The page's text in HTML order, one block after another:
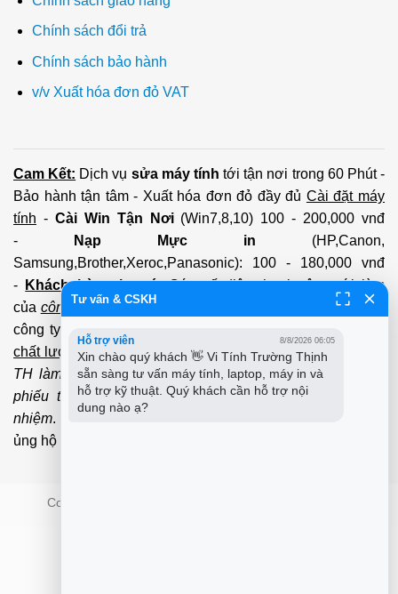
Chính sách đổi trả
Chính sách bảo hành
v/v Xuất hóa đơn đỏ VAT
Cam Kết: Dịch vụ sửa máy tính tới tận nơi trong 60 Phút -
Bảo hành tận tâm - Xuất hóa đơn đỏ đầy đủ Cài đặt máy
tính - Cài Win Tận Nơi(Win7,8,10) 100 - 200,000 vnđ
-
Nạp Mực in
(HP,Canon,
Samsung,Brother,Xeroc,Panasonic): 100 - 180,000 vnđ
-
Khách hàng lưu ý:Các số điện thoại trên mới làm
của công ty PCI.Mọi giao dịch vui lòng liên hệ về tổng đài
công ty không liên hệ và làm việc với cá nhân đảm bảo
chất lượng dịch vụvàbảo hành nhanh uy tín.Mọi Trường
TH làm việc với cá nhân không qua tổng đài, không có
phiếu thu của công tychúng tôi xin được miễn trách
nhiệm. Trân trọng cảm ơn quý Kh đã và đang tin tưởng
ủng hộ
Copyright 2026 ©
Tư vấn & CSKH
Hỗ trợ viên 8/8/2026 06:05
Xin chào quý khách 👋 Vi Tính Trường Thịnh
sẵn sàng tư vấn máy tính, laptop, máy in và
hỗ trợ kỹ thuật. Quý khách cần hỗ trợ nội
dung nào ạ?